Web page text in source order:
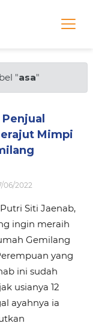
"asa"
Mimpi
06/2022
Siti Jaenab,
ingin meraih
Gemilang
yang
ini sudah
usianya 12
ayahnya ia